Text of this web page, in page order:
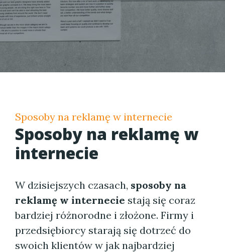
Sposoby na reklamę w internecie
Sposoby na reklamę w
internecie
W dzisiejszych czasach, sposoby na
reklamę w internecie stają się coraz
bardziej różnorodne i złożone. Firmy i
przedsiębiorcy starają się dotrzeć do
swoich klientów w jak najbardziej